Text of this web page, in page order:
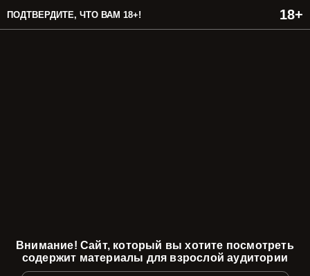
ПОДТВЕРДИТЕ, ЧТО ВАМ 18+!
Внимание! Сайт, который вы хотите посмотреть
содержит материалы для взрослой аудитории